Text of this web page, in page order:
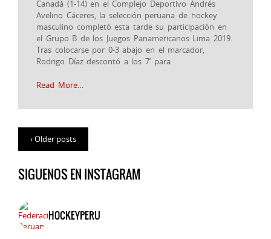
Canadá (1-14) en el Complejo Deportivo Andrés
Avelino Cáceres, la selección peruana de hockey
masculino completó esta tarde su participación en
el Grupo B de los Juegos Panamericanos Lima 2019.
Tras colocarse por 0-3 abajo en el marcador,
Rodrigo Díaz descontó a los 7’ para
Read More…
‹ Older posts
SIGUENOS EN INSTAGRAM
HOCKEYPERU